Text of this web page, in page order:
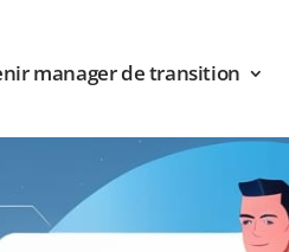
manager de transition